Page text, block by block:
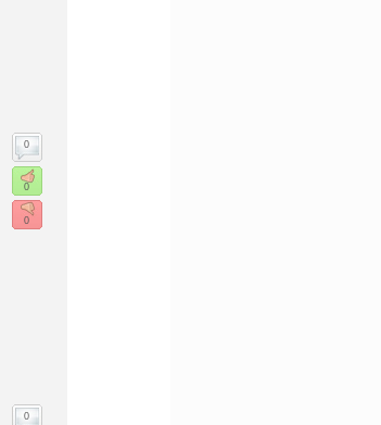
0
0
0
0